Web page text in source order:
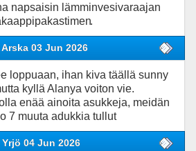
napsaisin lämminvesivaraajan
.
Arska 03 Jun 2026
loppuaan, ihan kiva täällä sunny
kyllä Alanya voiton vie.
enää ainoita asukkeja, meidän
7 muuta adukkia tullut
Yrjö 04 Jun 2026